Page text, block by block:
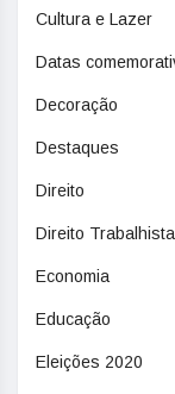
Cultura e Lazer
Datas
Decoração
Destaques
Direito
Direito Trabalhista
Economia
Educação
Eleições 2020